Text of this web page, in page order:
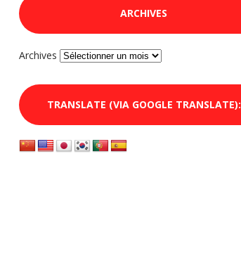
ARCHIVES
Archives
TRANSLATE (VIA GOOGLE TRANSLATE):